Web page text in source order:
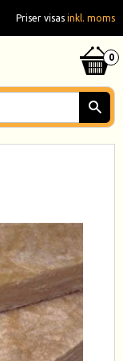
Priser visas inkl. moms